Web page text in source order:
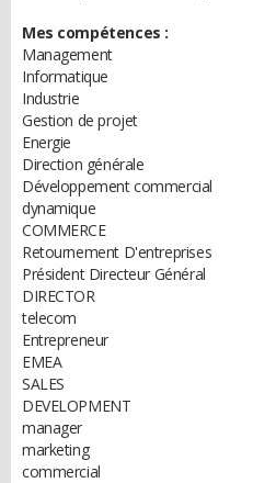
Mes compétences :
Management
Informatique
Industrie
Gestion de projet
Energie
Direction générale
Développement commercial
dynamique
COMMERCE
Retournement D'entreprises
Président Directeur Général
DIRECTOR
telecom
Entrepreneur
EMEA
SALES
DEVELOPMENT
manager
marketing
commercial